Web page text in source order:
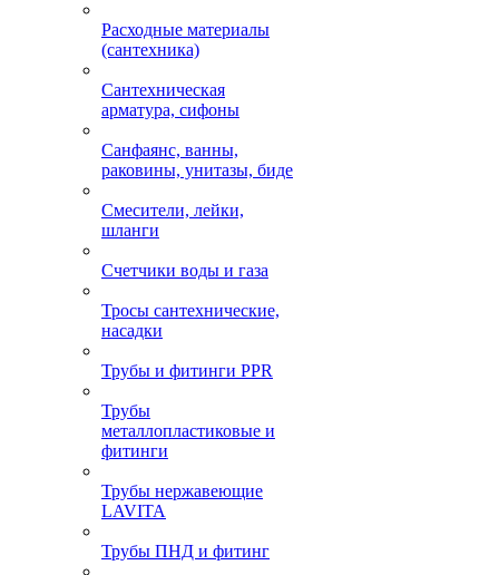
Расходные материалы
(сантехника)
Сантехническая
арматура, сифоны
Санфаянс, ванны,
раковины, унитазы, биде
Смесители, лейки,
шланги
Счетчики воды и газа
Тросы сантехнические,
насадки
Трубы и фитинги PPR
Трубы
металлопластиковые и
фитинги
Трубы нержавеющие
LAVITA
Трубы ПНД и фитинг